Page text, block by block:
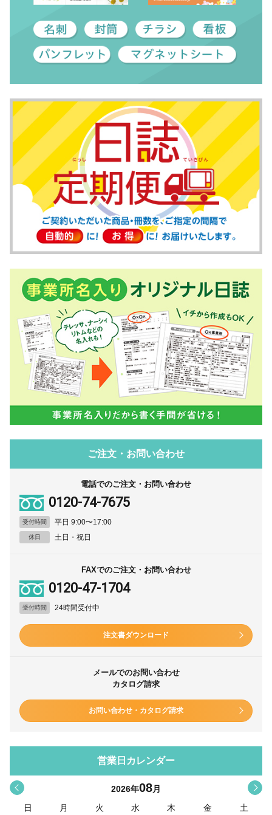
ご注文・お問い合わせ
電話でのご注文・お問い合わせ
0120-74-7675
受付時間 平日 9:00〜17:00
休日 土日・祝日
FAXでのご注文・お問い合わせ
0120-47-1704
受付時間 24時間受付中
注文書ダウンロード
メールでのお問い合わせ
カタログ請求
お問い合わせ・カタログ請求
営業日カレンダー
< 2026年08月
日
月 火 水 木 金
土